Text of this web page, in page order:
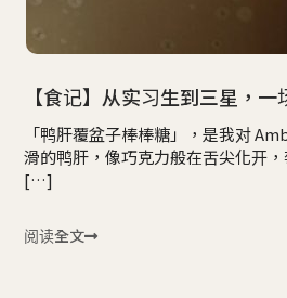
【食记】从实习生到三星，
「鸭肝覆盆子棒棒糖」，是我对
滑的鸭肝，像巧克力般在舌尖化开
[…]
阅读全文